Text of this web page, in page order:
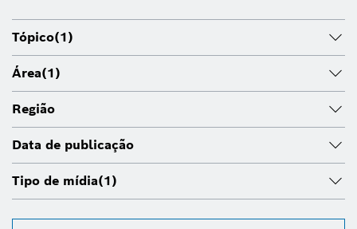
Tópico(1)
Área(1)
Região
Data de publicação
Tipo de mídia(1)